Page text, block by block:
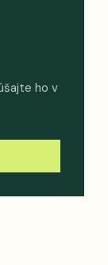
ho v